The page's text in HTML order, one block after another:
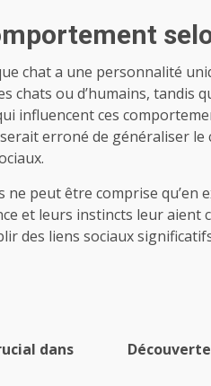
chat a une personnalité
chats ou d’humains, tandis
influencent ces
erroné de généraliser
peut être comprise qu’en
et leurs instincts leur aient
des liens sociaux
dans